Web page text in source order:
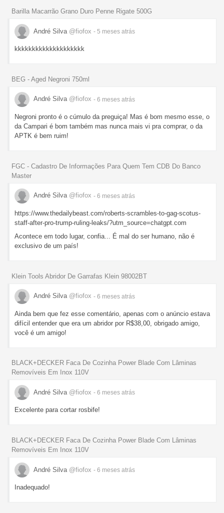
Barilla Macarrão Grano Duro Penne Rigate 500G
André Silva @fiofox - 5 meses atrás
kkkkkkkkkkkkkkkkkkkk
BEG - Aged Negroni 750ml
André Silva @fiofox - 6 meses atrás
Negroni pronto é o cúmulo da preguiça! Mas é bom mesmo esse, o
da Campari é bom também mas nunca mais vi pra comprar, o da
APTK é bem ruim!
FGC - Cadastro De Informações Para Quem Tem CDB Do Banco
Master
André Silva @fiofox - 6 meses atrás
https://www.thedailybeast.com/roberts-scrambles-to-gag-scotus-
staff-after-pro-trump-ruling-leaks/?utm_source=chatgpt.com
Acontece em todo lugar, confia... É mal do ser humano, não é
exclusivo de um país!
Klein Tools Abridor De Garrafas Klein 98002BT
André Silva @fiofox - 6 meses atrás
Ainda bem que fez esse comentário, apenas com o anúncio estava
difícil entender que era um abridor por R$38,00, obrigado amigo,
você é um amigo!
BLACK+DECKER Faca De Cozinha Power Blade Com Lâminas
Removíveis Em Inox 110V
André Silva @fiofox - 6 meses atrás
Excelente para cortar rosbife!
BLACK+DECKER Faca De Cozinha Power Blade Com Lâminas
Removíveis Em Inox 110V
André Silva @fiofox - 6 meses atrás
Inadequado!